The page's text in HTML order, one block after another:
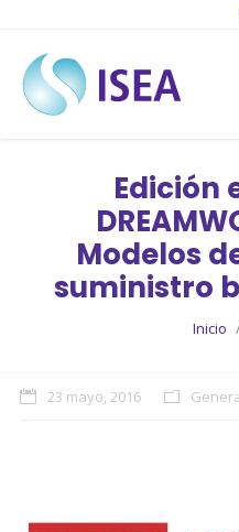
Qué
Edición
Modelos
suministro
Inicio
23 mayo, 2016